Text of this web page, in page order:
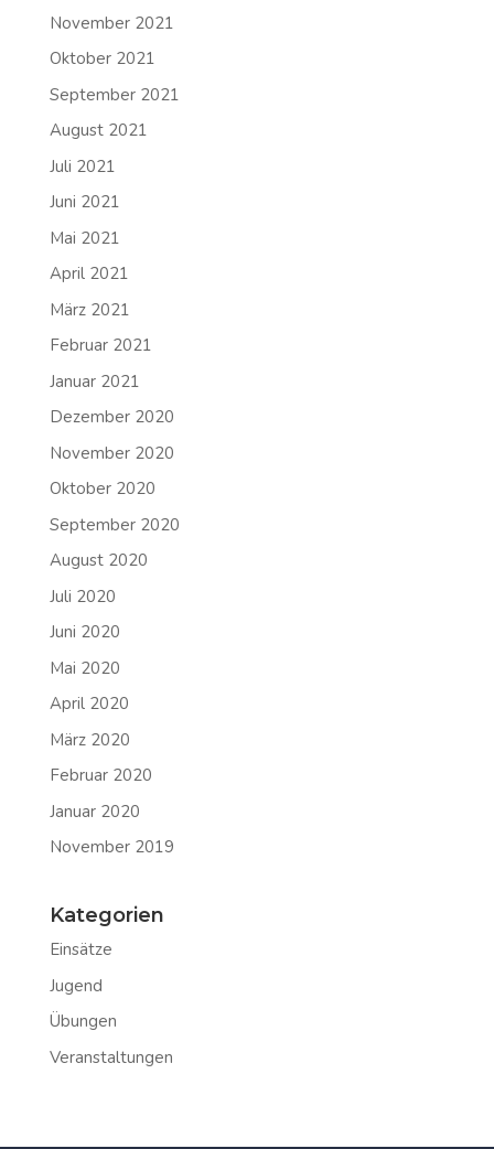
November 2021
Oktober 2021
September 2021
August 2021
Juli 2021
Juni 2021
Mai 2021
April 2021
März 2021
Februar 2021
Januar 2021
Dezember 2020
November 2020
Oktober 2020
September 2020
August 2020
Juli 2020
Juni 2020
Mai 2020
April 2020
März 2020
Februar 2020
Januar 2020
November 2019
Kategorien
Einsätze
Jugend
Übungen
Veranstaltungen